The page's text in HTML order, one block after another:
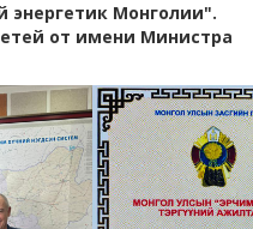
Монголии".
от имени Министра